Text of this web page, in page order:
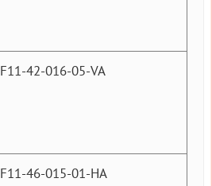
F11-42-016-05-VA
F11-46-015-01-HA